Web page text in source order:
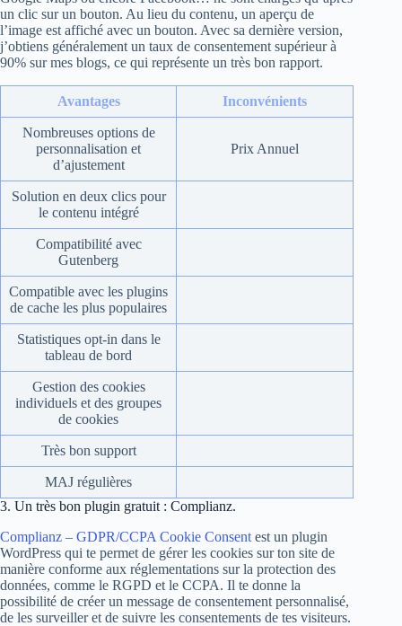
un clic sur un bouton. Au lieu du contenu, un aperçu de
l’image est affiché avec un bouton. Avec sa dernière version,
j’obtiens généralement un taux de consentement supérieur à
90% sur mes blogs, ce qui représente un très bon rapport.
Avantages Inconvénients
Nombreuses options de
personnalisation et
d’ajustement
Prix Annuel
Solution en deux clics pour
le contenu intégré
Compatibilité avec
Gutenberg
Compatible avec les plugins
de cache les plus populaires
Statistiques opt-in dans le
tableau de bord
Gestion des cookies
individuels et des groupes
de cookies
Très bon support
MAJ régulières
3. Un très bon plugin gratuit : Complianz.
Complianz – GDPR/CCPA Cookie Consent est un plugin
WordPress qui te permet de gérer les cookies sur ton site de
manière conforme aux réglementations sur la protection des
données, comme le RGPD et le CCPA. Il te donne la
possibilité de créer un message de consentement personnalisé,
de les surveiller et de suivre les consentements de tes visiteurs.